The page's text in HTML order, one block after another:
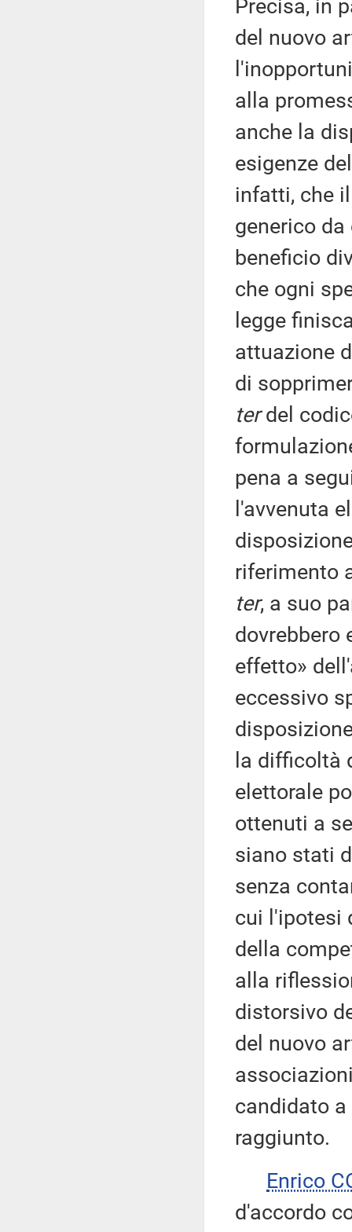
Precisa, in
del nuovo
alla
anche la
esigenze
infatti, che
generico
beneficio
che ogni
legge
attuazione
di
terdel
pena a
l'avvenuta
riferimento
ter, a suo
dovrebbero
effetto»
eccessivo
la difficoltà
elettorale
ottenuti a
siano stati
senza
cui l'ipotesi
della
alla
distorsivo
del nuovo
candidato
raggiunto.
Enrico
d'accordo